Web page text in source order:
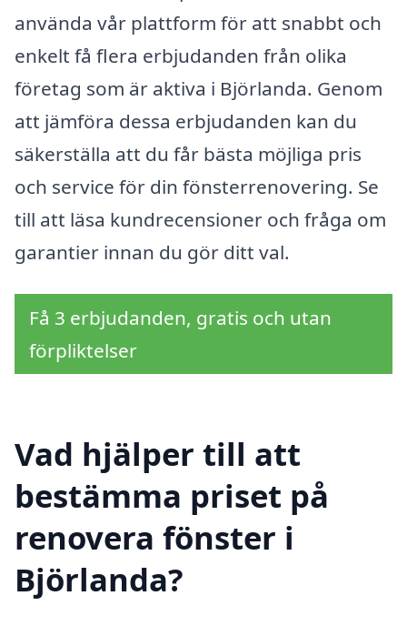
använda vår plattform för att snabbt och
enkelt få flera erbjudanden från olika
företag som är aktiva i Björlanda. Genom
att jämföra dessa erbjudanden kan du
säkerställa att du får bästa möjliga pris
och service för din fönsterrenovering. Se
till att läsa kundrecensioner och fråga om
garantier innan du gör ditt val.
Få 3 erbjudanden, gratis och utan
förpliktelser
Vad hjälper till att
bestämma priset på
renovera fönster i
Björlanda?